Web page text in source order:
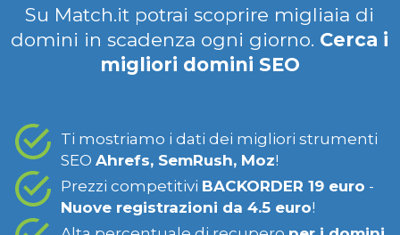
Su Match.it potrai scoprire migliaia di
domini in scadenza ogni giorno. Cerca i
migliori domini SEO
Ti mostriamo i dati dei migliori strumenti
SEO Ahrefs, SemRush, Moz!
Prezzi competitivi BACKORDER 19 euro -
Nuove registrazioni da 4.5 euro!